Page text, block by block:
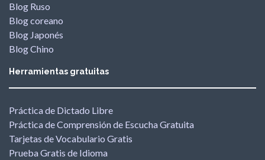
Blog Ruso
Blog coreano
Blog Japonés
Blog Chino
Herramientas gratuitas
Práctica de Dictado Libre
Práctica de Comprensión de Escucha Gratuita
Tarjetas de Vocabulario Gratis
Prueba Gratis de Idioma